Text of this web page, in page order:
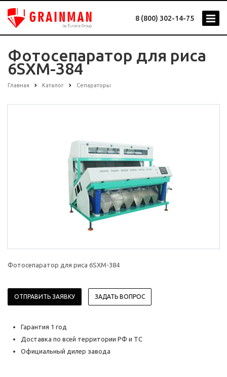
8 (800) 302-14-75
Фотосепаратор для риса
6SXM-384
Главная Каталог Сепараторы
Фотосепаратор для риса 6SXM-384
ОТПРАВИТЬ ЗАЯВКУ ЗАДАТЬ ВОПРОС
Гарантия 1 год
Доставка по всей территории РФ и ТС
Официальный дилер завода